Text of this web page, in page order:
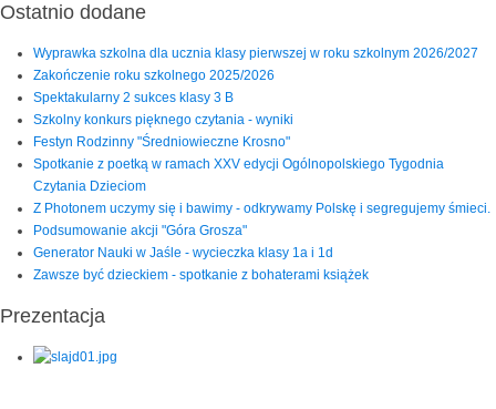
Ostatnio dodane
Wyprawka szkolna dla ucznia klasy pierwszej w roku szkolnym 2026/2027
Zakończenie roku szkolnego 2025/2026
Spektakularny 2 sukces klasy 3 B
Szkolny konkurs pięknego czytania - wyniki
Festyn Rodzinny "Średniowieczne Krosno"
Spotkanie z poetką w ramach XXV edycji Ogólnopolskiego Tygodnia
Czytania Dzieciom
Z Photonem uczymy się i bawimy - odkrywamy Polskę i segregujemy śmieci.
Podsumowanie akcji "Góra Grosza"
Generator Nauki w Jaśle - wycieczka klasy 1a i 1d
Zawsze być dzieckiem - spotkanie z bohaterami książek
Prezentacja